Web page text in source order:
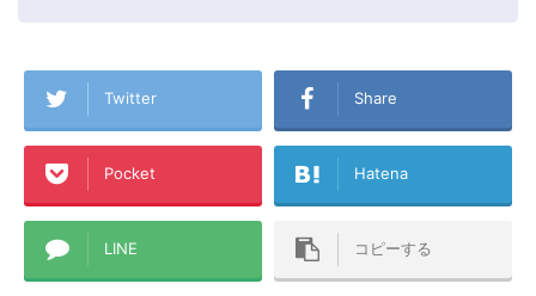
Twitter Share
Pocket Hatena
LINE コピーする